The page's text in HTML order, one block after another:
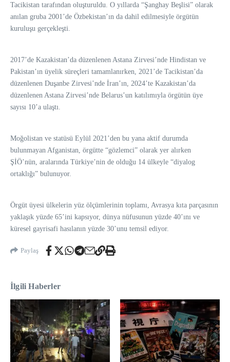
Tacikistan tarafından oluşturuldu. O yıllarda “Şanghay Beşlisi” olarak
anılan gruba 2001’de Özbekistan’ın da dahil edilmesiyle örgütün
kuruluşu gerçekleşti.
2017’de Kazakistan’da düzenlenen Astana Zirvesi’nde Hindistan ve
Pakistan’ın üyelik süreçleri tamamlanırken, 2021’de Tacikistan’da
düzenlenen Duşanbe Zirvesi’nde İran’ın, 2024’te Kazakistan’da
düzenlenen Astana Zirvesi’nde Belarus’un katılımıyla örgütün üye
sayısı 10’a ulaştı.
Moğolistan ve statüsü Eylül 2021’den bu yana aktif durumda
bulunmayan Afganistan, örgütte “gözlemci” olarak yer alırken
ŞİÖ’nün, aralarında Türkiye’nin de olduğu 14 ülkeyle “diyalog
ortaklığı” bulunuyor.
Örgüt üyesi ülkelerin yüz ölçümlerinin toplamı, Avrasya kıta parçasının
yaklaşık yüzde 65’ini kapsıyor, dünya nüfusunun yüzde 40’ını ve
küresel gayrisafi hasılanın yüzde 30’unu temsil ediyor.
Paylaş
İlgili Haberler